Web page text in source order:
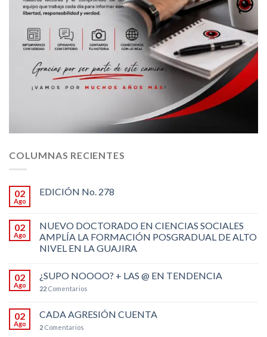
COLUMNAS RECIENTES
02
Ago
EDICIÓN No. 278
02
Ago
NUEVO DOCTORADO EN CIENCIAS SOCIALES
AMPLÍA LA FORMACIÓN POSGRADUAL DE ALTO
NIVEL EN LA GUAJIRA
02
Ago
¿SUPO NOOOO? + LAS @ EN TENDENCIA
22 Comentarios
02
Ago
CADA AGRESIÓN CUENTA
2 Comentarios